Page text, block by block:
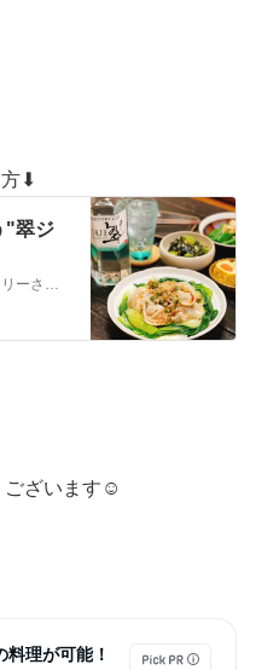
⬇︎
"翠ジ
こんばんは！私の晩酌のお供にサントリーさんの"翠"が仲間入りしました。夕食を食べながらお酒を飲む私にとって"食事に合う"というのは大事なポイント。普段「このお…
ございます☺︎
理が可能！